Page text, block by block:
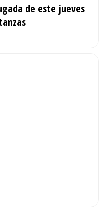
de este jueves